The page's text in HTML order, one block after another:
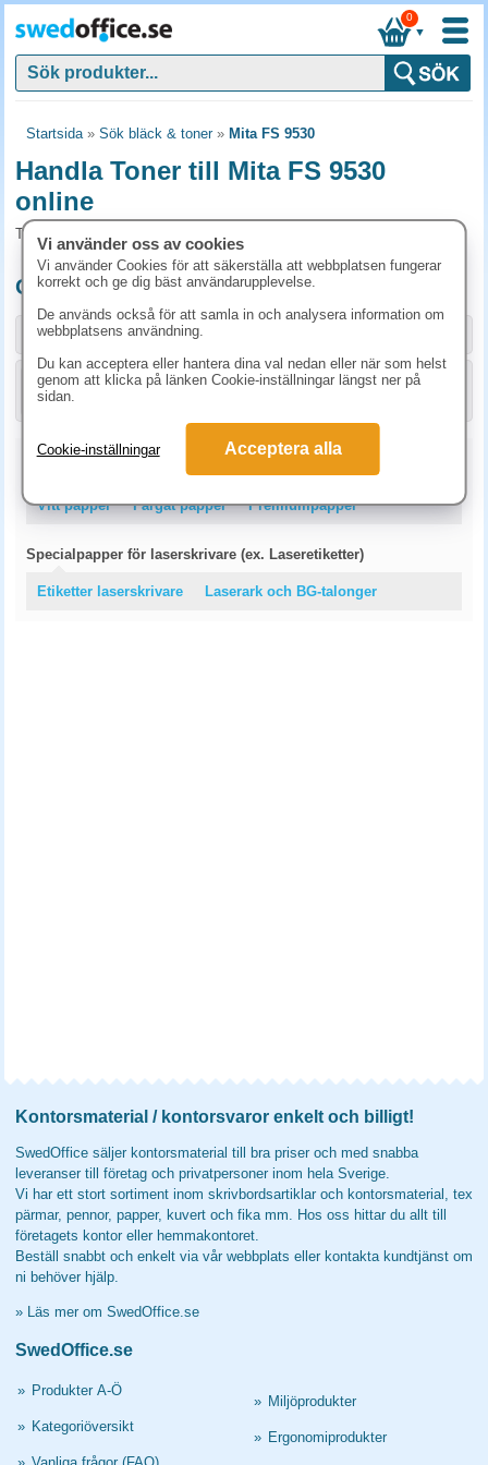
▼
0
Startsida» Sök bläck & toner» Mita FS 9530
Handla Toner till Mita FS 9530
online
Toner och tillbehör som passar till Mita FS 9530
Originalprodukter till Mita FS 9530
Storlek / info Art.nr
1T02G10EU0 KÖP
Vitt papper Färgat papper Premiumpapper
Specialpapper för laserskrivare (ex. Laseretiketter)
Etiketter laserskrivare Laserark och BG-talonger
Kontorsmaterial / kontorsvaror enkelt och billigt!
SwedOffice säljer kontorsmaterial till bra priser och med snabba
leveranser till företag och privatpersoner inom hela Sverige.
Vi har ett stort sortiment inom skrivbordsartiklar och kontorsmaterial, tex
pärmar, pennor, papper, kuvert och fika mm. Hos oss hittar du allt till
företagets kontor eller hemmakontoret.
Beställ snabbt och enkelt via vår webbplats eller kontakta kundtjänst om
ni behöver hjälp.
» Läs mer om SwedOffice.se
SwedOffice.se
» Produkter A-Ö
» Kategoriöversikt
» Miljöprodukter
» Ergonomiprodukter
Vi använder oss av cookies
Vi använder Cookies för att säkerställa att webbplatsen fungerar
korrekt och ge dig bäst användarupplevelse.
De används också för att samla in och analysera information om
webbplatsens användning.
Du kan acceptera eller hantera dina val nedan eller när som helst
genom att klicka på länken Cookie-inställningar längst ner på
sidan.
Cookie-inställningar Acceptera alla